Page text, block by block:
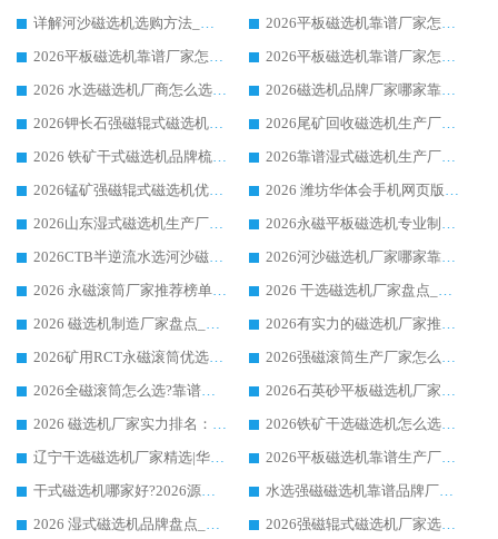
详解河沙磁选机选购方法_除铁器品牌及华体会手机网页版-华体会(中国) 企业解析
2026平板磁选机靠谱厂家怎么选？华体会手机网页版-华体会(中国) 凭硬实力甄选合作品牌
2026平板磁选机靠谱厂家怎么选？华体会手机网页版-华体会(中国) 凭硬实力甄选合作品牌
2026平板磁选机靠谱厂家怎么选？华体会手机网页版-华体会(中国) 凭硬实力甄选合作品牌
2026 水选磁选机厂商怎么选 潍坊华体会手机网页版-华体会(中国) 技术实力强
2026磁选机品牌厂家哪家靠谱?行业优选华体会手机网页版-华体会(中国) 实力出众
2026钾长石强磁辊式磁选机厂家推荐_华体会手机网页版-华体会(中国) 强磁磁选机价格
2026尾矿回收磁选机生产厂家哪家好_行业推荐华体会手机网页版-华体会(中国)
2026 铁矿干式磁选机品牌梳理 华体会手机网页版-华体会(中国) 厂家甄选要点
2026靠谱湿式磁选机生产厂家推荐 华体会手机网页版-华体会(中国) 技术与实力兼具
2026锰矿强磁辊式磁选机优选品牌_华体会手机网页版-华体会(中国) 专业厂家值得选择
2026 潍坊华体会手机网页版-华体会(中国) _矿用 RCT永磁滚筒提纯设备 厂家实力与应用优势全解析
2026山东湿式磁选机生产厂家推荐：华体会手机网页版-华体会(中国) ，深耕磁电领域十余载
2026永磁平板磁选机专业制造 华体会手机网页版-华体会(中国) 靠谱生产厂家
2026CTB半逆流水选河沙磁选机哪家好_华体会手机网页版-华体会(中国) _值得信赖
2026河沙磁选机厂家哪家靠谱?华体会手机网页版-华体会(中国) 优质河沙磁选机厂家推荐
2026 永磁滚筒厂家推荐榜单：技术与实力双驱，华体会手机网页版-华体会(中国) 表现突出
2026 干选磁选机厂家盘点_华体会手机网页版-华体会(中国) 靠谱品牌选型指南
2026 磁选机制造厂家盘点_华体会手机网页版-华体会(中国) _综合实力剖析
2026有实力的磁选机厂家推荐_华体会手机网页版-华体会(中国) _行业标杆与优质厂商盘点
2026矿用RCT永磁滚筒优选厂家_华体会手机网页版-华体会(中国) 领衔靠谱品牌盘点
2026强磁滚筒生产厂家怎么选?行业口碑推荐华体会手机网页版-华体会(中国)
2026全磁滚筒怎么选?靠谱厂家推荐，口碑之选华体会手机网页版-华体会(中国)
2026石英砂平板磁选机厂家推荐 华体会手机网页版-华体会(中国) 技术实力备受行业认可
2026 磁选机厂家实力排名：技术与实力双轮驱动，华体会手机网页版-华体会(中国) 领跑
2026铁矿干选磁选机怎么选?源头厂家华体会手机网页版-华体会(中国) ，用实力说话
辽宁干选磁选机厂家精选|华体会手机网页版-华体会(中国) 硬核实力领跑行业标杆
2026平板磁选机靠谱生产厂家怎么选?行业标杆华体会手机网页版-华体会(中国) ，凭硬实力脱颖而出
干式磁选机哪家好?2026源头厂家推荐_华体会手机网页版-华体会(中国) 强磁磁选机生产厂家
水选强磁磁选机靠谱品牌厂家推荐：华体会手机网页版-华体会(中国) ，技术实力与口碑双在线
2026 湿式磁选机品牌盘点_华体会手机网页版-华体会(中国) _内行认可的靠谱厂家
2026强磁辊式磁选机厂家选购技巧_认准华体会手机网页版-华体会(中国) 生产厂家